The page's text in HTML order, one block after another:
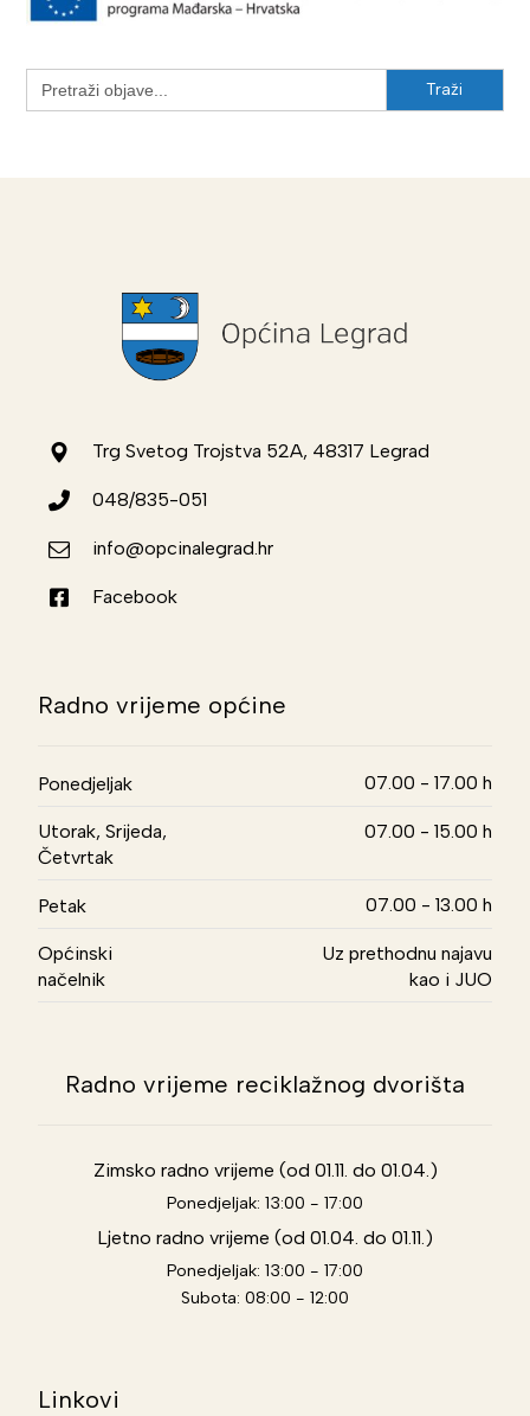
Search
for:
Trg Svetog Trojstva 52A, 48317 Legrad
048/835-051
info@opcinalegrad.hr
Facebook
Radno vrijeme općine
Ponedjeljak 07.00 - 17.00 h
Utorak, Srijeda,
Četvrtak
07.00 - 15.00 h
Petak 07.00 - 13.00 h
Općinski
načelnik
Uz prethodnu najavu
kao i JUO
Radno vrijeme reciklažnog dvorišta
Zimsko radno vrijeme (od 01.11. do 01.04.)
Ponedjeljak: 13:00 - 17:00
Ljetno radno vrijeme (od 01.04. do 01.11.)
Ponedjeljak: 13:00 - 17:00
Subota: 08:00 - 12:00
Linkovi